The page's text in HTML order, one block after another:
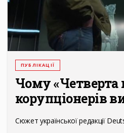
ПУБЛІКАЦІЇ
Чому «Четверта
корупціонерів
Сюжет української редакції